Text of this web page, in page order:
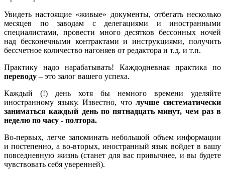
Увидеть настоящие «живые» документы, отбегать несколько
месяцев по заводам с делегациями и иностранными
специалистами, провести много десятков бессонных ночей
над бесконечными контрактами и инструкциями, получить
бессчетное количество нагоняев от редактора и т.д. и т.п.
Практику надо нарабатывать! Каждодневная практика по
переводу – это залог вашего успеха.
Каждый (!) день хотя бы немного времени уделяйте
иностранному языку. Известно, чтолучше систематически
заниматься каждый день по пятнадцать минут, чем раз в
неделю по часу - полтора.
Во-первых, легче запоминать небольшой объем информации
и постепенно, а во-вторых, иностранный язык войдет в вашу
повседневную жизнь (станет для вас привычнее, и вы будете
чувствовать себя уверенней).